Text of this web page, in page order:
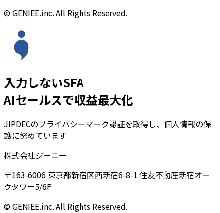
© GENIEE.inc. All Rights Reserved.
入力しないSFA
AIセールスで収益最大化
JIPDECのプライバシーマーク認証を取得し、個人情報の保
護に努めています
株式会社ジーニー
〒163-6006 東京都新宿区西新宿6-8-1 住友不動産新宿オー
クタワー5/6F
© GENIEE.inc. All Rights Reserved.